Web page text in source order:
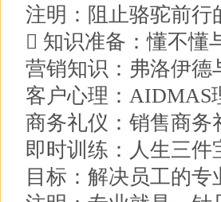
注明：阻止骆驼前行
 知识准备：懂不懂
营销知识：弗洛伊德
客户心理：AIDMAS
商务礼仪：销售商务
即时训练：人生三件
目标：解决员工的专